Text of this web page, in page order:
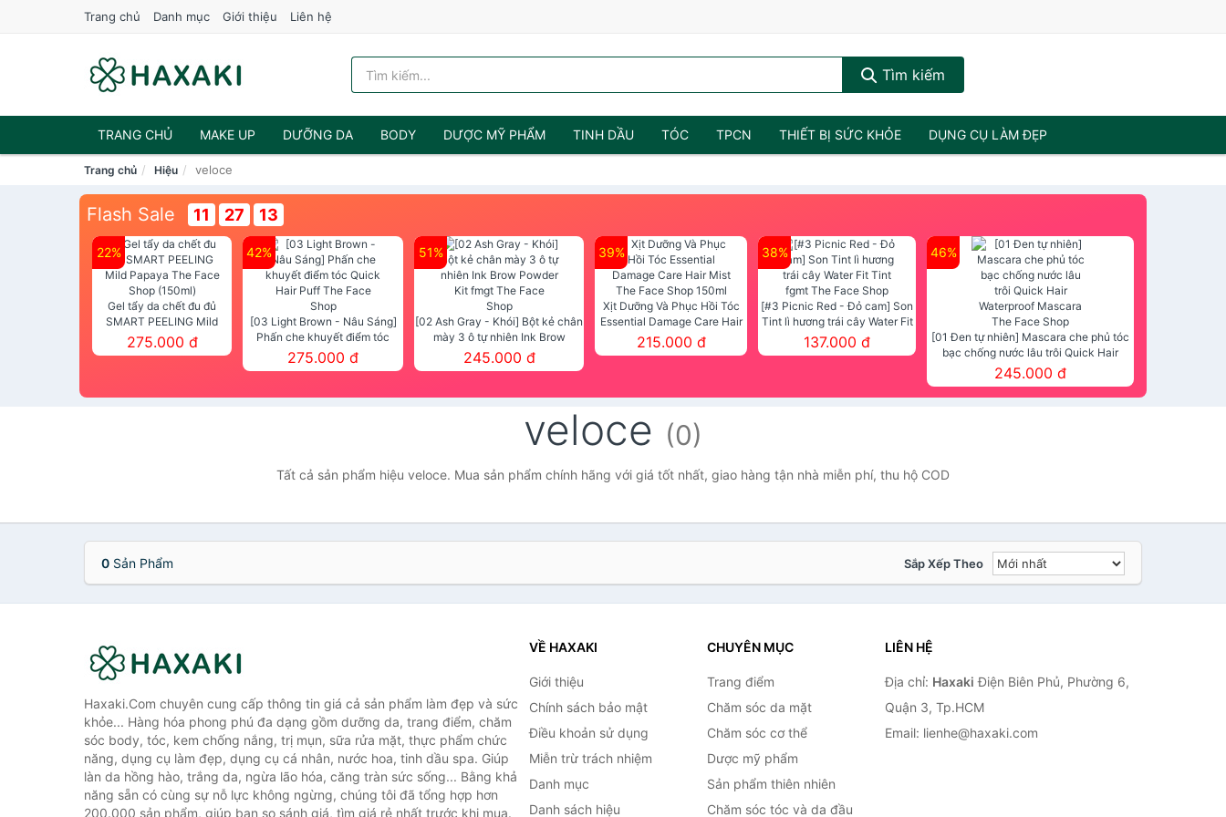
Trang chủ Danh mục Giới thiệu Liên hệ
Tìm kiếm
TRANG CHỦ MAKE UP DƯỠNG DA BODY DƯỢC MỸ PHẨM TINH DẦU TÓC TPCN THIẾT BỊ SỨC KHỎE DỤNG CỤ LÀM ĐẸP
NƯỚC HOA
Trang chủ Hiệu veloce
Flash Sale 11 27 13
22%
Gel tẩy da chết đu đủ
SMART PEELING Mild
Papaya The Face Shop
(150ml)
275.000 đ
42%
[03 Light Brown - Nâu Sáng]
Phấn che khuyết điểm tóc
Quick Hair Puff The Face Shop
275.000 đ
51%
[02 Ash Gray - Khói] Bột kẻ chân
mày 3 ô tự nhiên Ink Brow
Powder Kit fmgt The Face Shop
245.000 đ
39%
Xịt Dưỡng Và Phục Hồi Tóc
Essential Damage Care Hair
Mist The Face Shop 150ml
215.000 đ
38%
[#3 Picnic Red - Đỏ cam] Son
Tint lì hương trái cây Water Fit
Tint fgmt The Face Shop
137.000 đ
46%
[01 Đen tự nhiên] Mascara che phủ tóc
bạc chống nước lâu trôi Quick Hair
Waterproof Mascara The Face Shop
245.000 đ
veloce (0)
Tất cả sản phẩm hiệu veloce. Mua sản phẩm chính hãng với giá tốt nhất, giao hàng tận nhà miễn phí, thu hộ COD
0 Sản Phẩm Sắp Xếp Theo
Haxaki.Com chuyên cung cấp thông tin giá cả sản phẩm làm đẹp và sức
khỏe... Hàng hóa phong phú đa dạng gồm dưỡng da, trang điểm, chăm
sóc body, tóc, kem chống nắng, trị mụn, sữa rửa mặt, thực phẩm chức
năng, dụng cụ làm đẹp, dụng cụ cá nhân, nước hoa, tinh dầu spa. Giúp
làn da hồng hào, trắng da, ngừa lão hóa, căng tràn sức sống... Bằng khả
năng sẵn có cùng sự nỗ lực không ngừng, chúng tôi đã tổng hợp hơn
200.000 sản phẩm, giúp bạn so sánh giá, tìm giá rẻ nhất trước khi mua.
VỀ HAXAKI
Giới thiệu
Chính sách bảo mật
Điều khoản sử dụng
Miễn trừ trách nhiệm
Danh mục
Danh sách hiệu
CHUYÊN MỤC
Trang điểm
Chăm sóc da mặt
Chăm sóc cơ thể
Dược mỹ phẩm
Sản phẩm thiên nhiên
Chăm sóc tóc và da đầu
LIÊN HỆ
Địa chỉ: Haxaki Điện Biên Phủ, Phường 6,
Quận 3, Tp.HCM
Email: lienhe@haxaki.com